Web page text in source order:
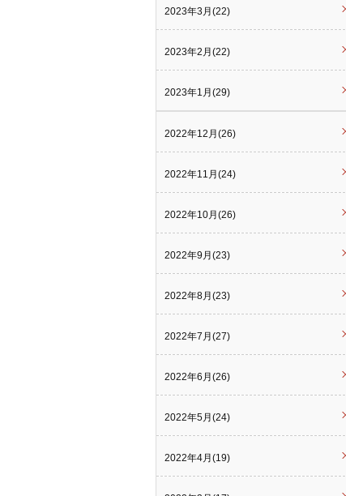
2023年3月(22)
2023年2月(22)
2023年1月(29)
2022年12月(26)
2022年11月(24)
2022年10月(26)
2022年9月(23)
2022年8月(23)
2022年7月(27)
2022年6月(26)
2022年5月(24)
2022年4月(19)